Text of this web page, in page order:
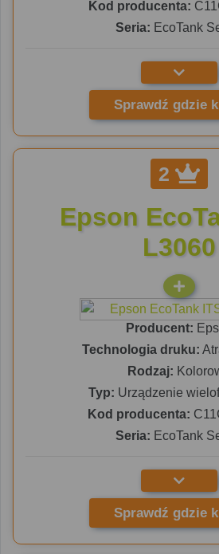
Kod producenta:
Seria: EcoTank
Sprawdź gdzie
2
Epson
L3060
Producent:
Technologia druku:
Rodzaj:
Typ: Urządzenie
Kod producenta:
Seria: EcoTank
Sprawdź gdzie